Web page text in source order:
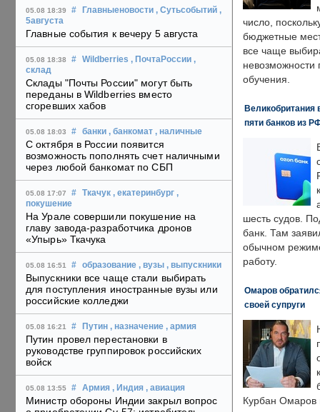
05.08 18:39 # Главныеновости , Сутьсобытий ,
5августа
Главные события к вечеру 5 августа
05.08 18:38 # Wildberries , ПочтаРоссии ,
склад
Склады "Почты России" могут быть
переданы в Wildberries вместо
сгоревших хабов
05.08 18:03 # банки , банкомат , наличные
С октября в России появится
возможность пополнять счет наличными
через любой банкомат по СБП
05.08 17:07 # Ткачук , екатеринбург ,
покушение
На Урале совершили покушение на
главу завода-разработчика дронов
«Упырь» Ткачука
05.08 16:51 # образование , вузы , выпускники
Выпускники все чаще стали выбирать
для поступления иностранные вузы или
российские колледжи
05.08 16:21 # Путин , назначение , армия
Путин провел перестановки в
руководстве группировок российских
войск
05.08 13:55 # Армия , Индия , авиация
Министр обороны Индии закрыл вопрос
число,
бюджетные
все чаще
невозможности
обучения.
Великобритания
пяти банков из
шесть судов.
банк. Там
обычном
работу.
Омаров
своей супруги
Курбан Омаров